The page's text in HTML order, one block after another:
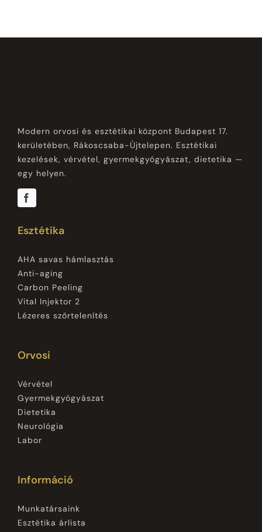
Modern orvosi és esztétikai központ Budapest 17.
kerületében, Rákoscsaba-Újtelepen. Esztétikai
kezelések, vérvétel, gyermekgyógyászat, dietetika —
egy helyen.
Esztétika
AHA savas hámlasztás
Anti-aging
Carbon Peeling
Vital Injektor 2
Lézeres szőrtelenítés
Orvosi
Vérvétel
Gyermekgyógyászat
Dietetika
Neurológia
Labor
Információ
Munkatársaink
Esztétika árlista